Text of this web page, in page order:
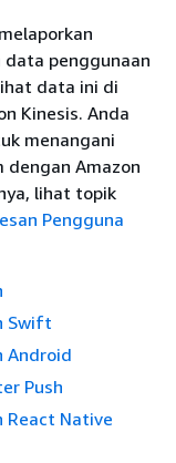
penggunaan
data ini di
Kinesis. Anda
menangani
dengan Amazon
lihat topik
Pengguna
Swift
Android
Push
React Native